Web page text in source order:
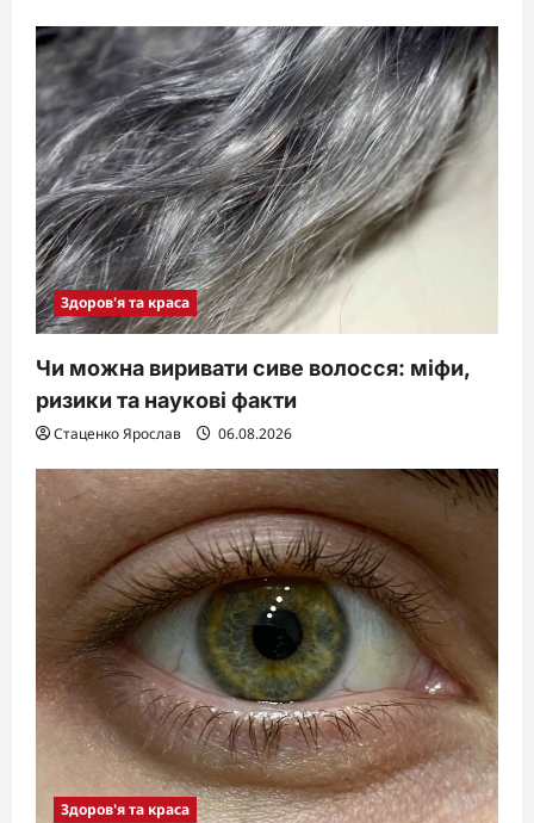
Здоров'я та краса
Чи можна виривати сиве волосся: міфи,
ризики та наукові факти
Стаценко Ярослав 06.08.2026
Здоров'я та краса